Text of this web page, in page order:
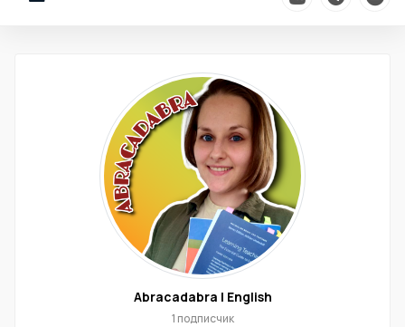
Abracadabra | English
1 подписчик